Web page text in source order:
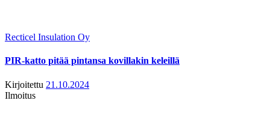
Recticel Insulation Oy
PIR-katto pitää pintansa kovillakin keleillä
Kirjoitettu 21.10.2024
Ilmoitus